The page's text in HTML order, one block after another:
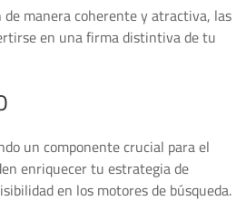
manera coherente y atractiva, las
en una firma distintiva de tu
un componente crucial para el
enriquecer tu estrategia de
en los motores de búsqueda.